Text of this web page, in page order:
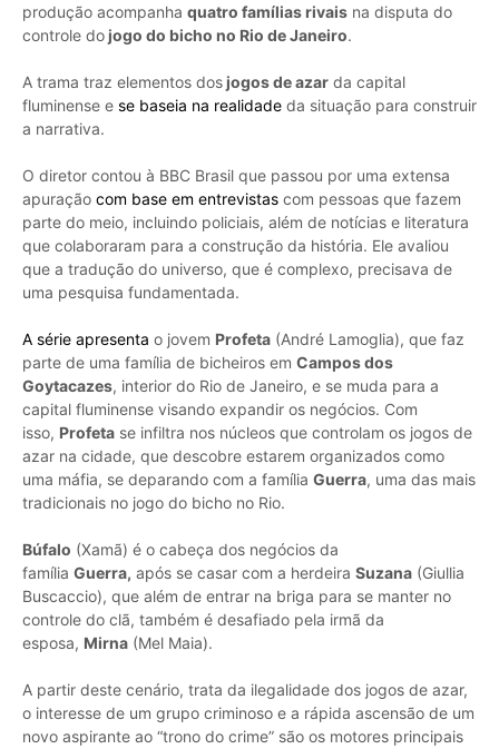
produção acompanha quatro famílias rivais na disputa do
controle dojogo do bicho no Rio de Janeiro.
A trama traz elementos dosjogos de azar da capital
fluminense e se baseia na realidade da situação para construir
a narrativa.
O diretor contou à BBC Brasil que passou por uma extensa
apuração com base em entrevistas com pessoas que fazem
parte do meio, incluindo policiais, além de notícias e literatura
que colaboraram para a construção da história. Ele avaliou
que a tradução do universo, que é complexo, precisava de
uma pesquisa fundamentada.
A série apresenta o jovem Profeta (André Lamoglia), que faz
parte de uma família de bicheiros em Campos dos
Goytacazes, interior do Rio de Janeiro, e se muda para a
capital fluminense visando expandir os negócios. Com
isso, Profeta se infiltra nos núcleos que controlam os jogos de
azar na cidade, que descobre estarem organizados como
uma máfia, se deparando com a família Guerra, uma das mais
tradicionais no jogo do bicho no Rio.
Búfalo (Xamã) é o cabeça dos negócios da
família Guerra, após se casar com a herdeira Suzana (Giullia
Buscaccio), que além de entrar na briga para se manter no
controle do clã, também é desafiado pela irmã da
esposa, Mirna (Mel Maia).
A partir deste cenário, trata da ilegalidade dos jogos de azar,
o interesse de um grupo criminoso e a rápida ascensão de um
novo aspirante ao “trono do crime” são os motores principais